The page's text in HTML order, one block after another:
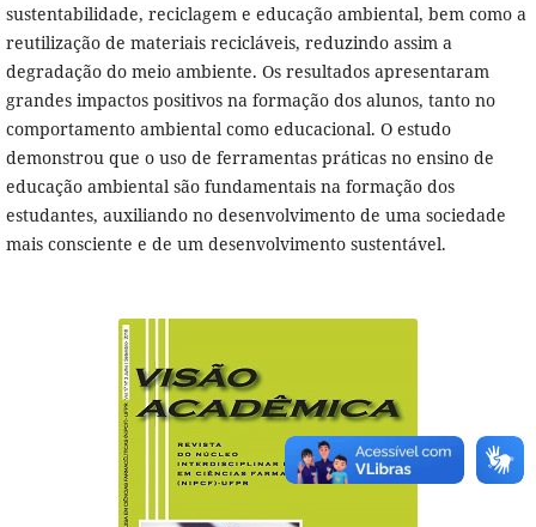
sustentabilidade, reciclagem e educação ambiental, bem como a
reutilização de materiais recicláveis, reduzindo assim a
degradação do meio ambiente. Os resultados apresentaram
grandes impactos positivos na formação dos alunos, tanto no
comportamento ambiental como educacional. O estudo
demonstrou que o uso de ferramentas práticas no ensino de
educação ambiental são fundamentais na formação dos
estudantes, auxiliando no desenvolvimento de uma sociedade
mais consciente e de um desenvolvimento sustentável.